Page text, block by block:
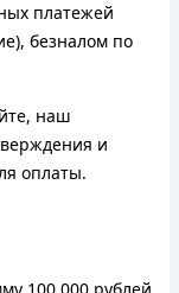
платежей
безналом по
наш
и
оплаты.